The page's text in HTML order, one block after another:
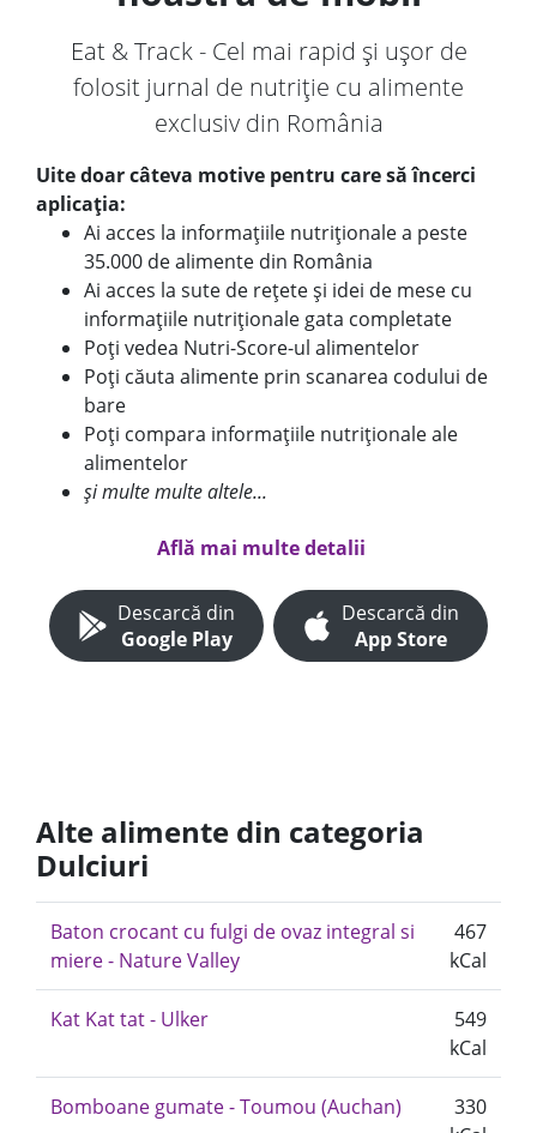
Eat & Track - Cel mai rapid și ușor de
folosit jurnal de nutriție cu alimente
exclusiv din România
Uite doar câteva motive pentru care să încerci
aplicația:
Ai acces la informațiile nutriționale a peste
35.000 de alimente din România
Ai acces la sute de rețete și idei de mese cu
informațiile nutriționale gata completate
Poți vedea Nutri-Score-ul alimentelor
Poți căuta alimente prin scanarea codului de
bare
Poți compara informațiile nutriționale ale
alimentelor
și multe multe altele...
Află mai multe detalii
Descarcă din
Google Play
Descarcă din
App Store
Alte alimente din categoria
Dulciuri
Baton crocant cu fulgi de ovaz integral si
miere - Nature Valley
467
kCal
Kat Kat tat - Ulker
549
kCal
Bomboane gumate - Toumou (Auchan)
330